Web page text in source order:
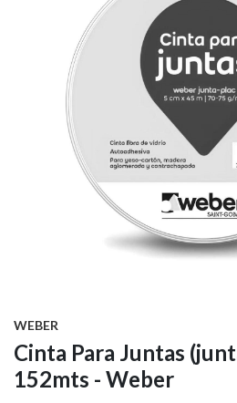
WEBER
Cinta Para Juntas
152mts - Weber